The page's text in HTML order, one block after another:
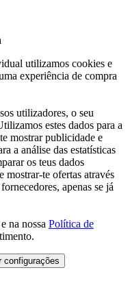
utilizamos cookies e
experiência de compra
utilizadores, o seu
estes dados para a
mostrar publicidade e
a análise das estatísticas
os teus dados
mostrar-te ofertas através
apenas se já
na nossa Política de
configurações